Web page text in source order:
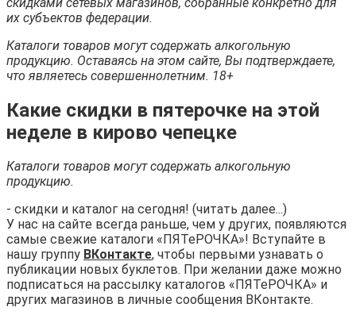
их субъектов федерации.
Каталоги товаров могут содержать алкогольную
продукцию. Оставаясь на этом сайте, Вы подтверждаете,
что являетесь совершеннолетним. 18+
Какие скидки в пятерочке на этой
неделе в кирово чепецке
Каталоги товаров могут содержать алкогольную
продукцию.
- скидки и каталог на сегодня! (читать далее...)
У нас на сайте всегда раньше, чем у других, появляются
самые свежие каталоги «ПЯТеРОЧКА»! Вступайте в
нашу группу ВКонтакте, чтобы первыми узнавать о
публикации новых буклетов. При желании даже можно
подписаться на рассылку каталогов «ПЯТеРОЧКА» и
других магазинов в личные сообщения ВКонтакте.